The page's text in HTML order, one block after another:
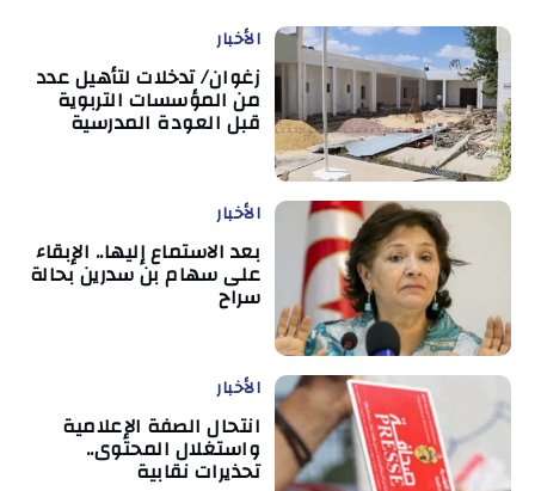
الأخبار
زغوان/ تدخلات لتأهيل عدد
من المؤسسات التربوية
قبل العودة المدرسية
الأخبار
بعد الاستماع إليها.. الإبقاء
على سهام بن سدرين بحالة
سراح
الأخبار
انتحال الصفة الإعلامية
واستغلال المحتوى..
تحذيرات نقابية